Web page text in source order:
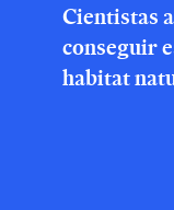
Cientistas
conseguir
habitat